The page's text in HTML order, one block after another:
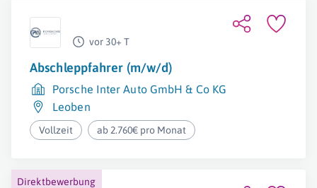
vor 30+ T
Abschleppfahrer (m/w/d)
Porsche Inter Auto GmbH & Co KG
Leoben
Vollzeit ab 2.760€ pro Monat
Direktbewerbung